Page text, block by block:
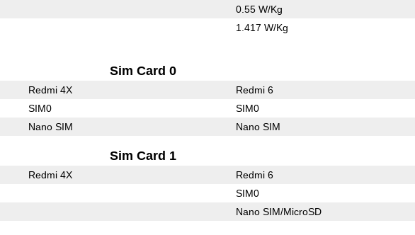
0.55 W/Kg
1.417 W/Kg
Sim Card 0
Redmi 4X Redmi 6
SIM0 SIM0
Nano SIM Nano SIM
Sim Card 1
Redmi 4X Redmi 6
SIM0
Nano SIM/MicroSD